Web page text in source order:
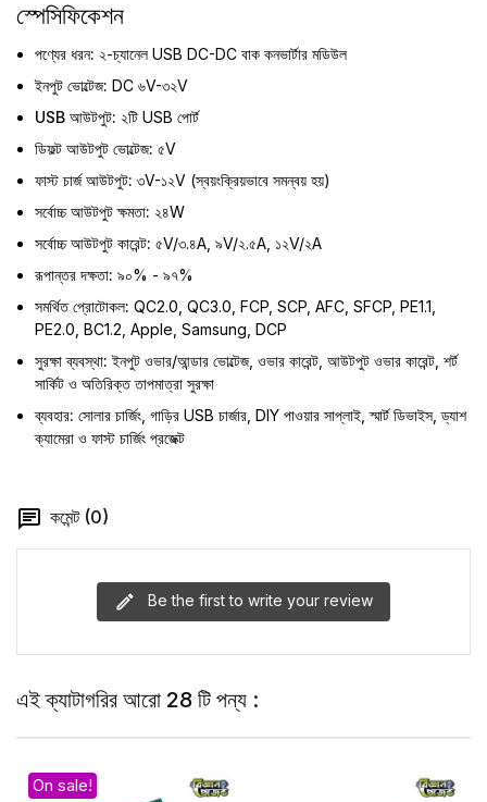
স্পেসিফিকেশন
পণ্যের ধরন: ২-চ্যানেল USB DC-DC বাক কনভার্টার মডিউল
ইনপুট ভোল্টেজ: DC ৬V-৩২V
USB আউটপুট: ২টি USB পোর্ট
ডিফল্ট আউটপুট ভোল্টেজ: ৫V
ফাস্ট চার্জ আউটপুট: ৩V-১২V (স্বয়ংক্রিয়ভাবে সমন্বয় হয়)
সর্বোচ্চ আউটপুট ক্ষমতা: ২৪W
সর্বোচ্চ আউটপুট কারেন্ট: ৫V/৩.৪A, ৯V/২.৫A, ১২V/২A
রূপান্তর দক্ষতা: ৯০% - ৯৭%
সমর্থিত প্রোটোকল: QC2.0, QC3.0, FCP, SCP, AFC, SFCP, PE1.1,
PE2.0, BC1.2, Apple, Samsung, DCP
সুরক্ষা ব্যবস্থা: ইনপুট ওভার/আন্ডার ভোল্টেজ, ওভার কারেন্ট, আউটপুট ওভার কারেন্ট, শর্ট
সার্কিট ও অতিরিক্ত তাপমাত্রা সুরক্ষা
ব্যবহার: সোলার চার্জিং, গাড়ির USB চার্জার, DIY পাওয়ার সাপ্লাই, স্মার্ট ডিভাইস, ড্যাশ
ক্যামেরা ও ফাস্ট চার্জিং প্রজেক্ট
কমেন্ট (0)
Be the first to write your review
এই ক্যাটাগরির আরো 28 টি পন্য :
On sale!